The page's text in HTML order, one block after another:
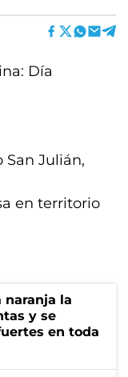
Día
San Julián,
en territorio
naranja la
y se
en toda